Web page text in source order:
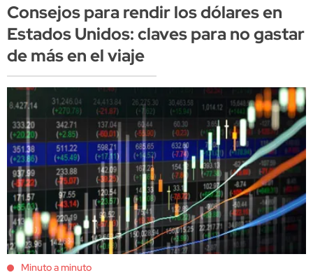
Consejos para rendir los dólares en
Estados Unidos: claves para no gastar
de más en el viaje
Minuto a minuto